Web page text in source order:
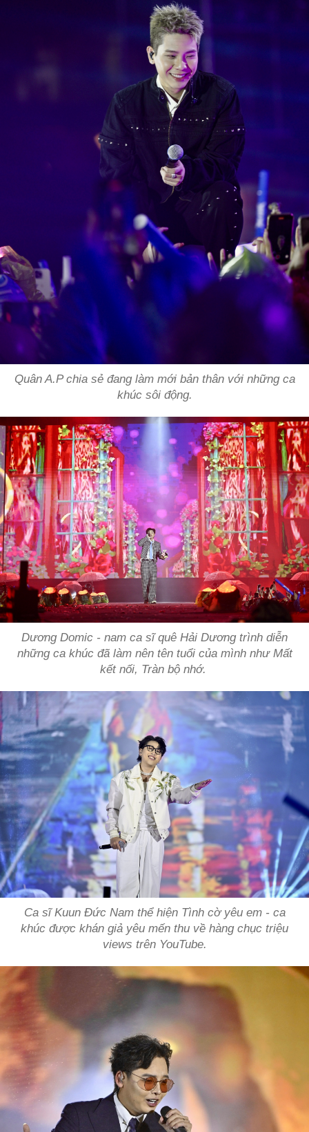
Quân A.P chia sẻ đang làm mới bản thân với những ca
khúc sôi động.
Dương Domic - nam ca sĩ quê Hải Dương trình diễn
những ca khúc đã làm nên tên tuổi của mình như Mất
kết nối, Tràn bộ nhớ.
Ca sĩ Kuun Đức Nam thể hiện Tình cờ yêu em - ca
khúc được khán giả yêu mến thu về hàng chục triệu
views trên YouTube.